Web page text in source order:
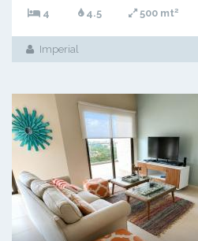
4 4.5 500 mt2
Imperial